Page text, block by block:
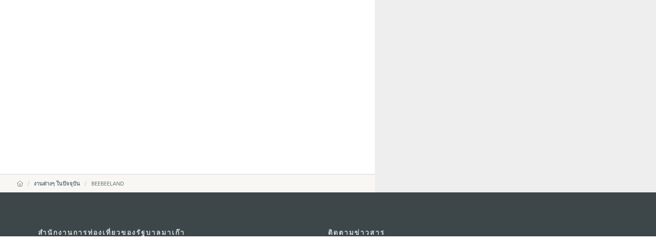
งานต่างๆ ในปัจจุบัน BEEBEELAND
สำนักงานการท่องเที่ยวของรัฐบาลมาเก๊า ติดตามข่าวสาร